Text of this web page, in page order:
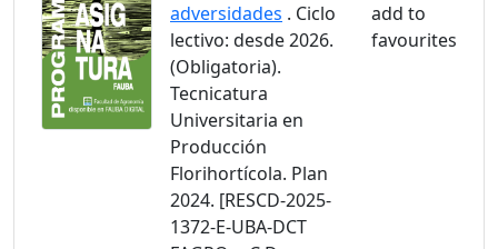
adversidades . Ciclo
lectivo: desde 2026.
(Obligatoria).
Tecnicatura
Universitaria en
Producción
Florihortícola. Plan
2024. [RESCD-2025-
1372-E-UBA-DCT